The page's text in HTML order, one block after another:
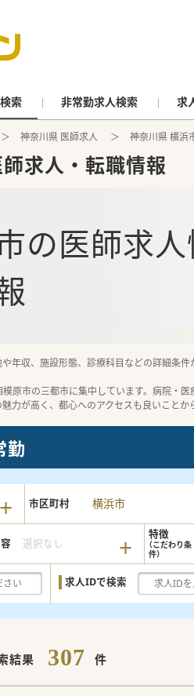
索 非常勤求人検索 求
神奈川県 医師求人 神奈川県 横浜
求人・転職情報
の医師求
年収、施設形態、診療科目などの詳細条
原市の三都市に集中しています。病院・
力が高く、都心へのアクセスも良いこと
勤
市区町村 横浜市
選択なし
特徴
求人IDで検索
結果 307 件